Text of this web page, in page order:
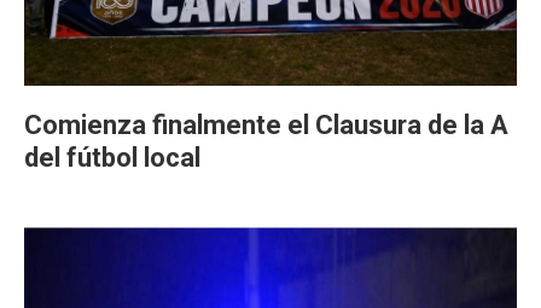
Comienza finalmente el Clausura de la A
del fútbol local